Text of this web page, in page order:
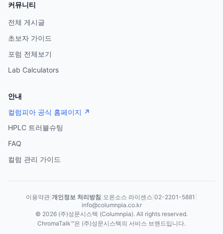
커뮤니티
전체 게시글
초보자 가이드
포럼 전체보기
Lab Calculators
안내
컬럼피아 공식 홈페이지 ↗
HPLC 트러블슈팅
FAQ
컬럼 관리 가이드
이용약관 개인정보 처리방침 오픈소스 라이센스 02-2201-5881
info@columnpia.co.kr
© 2026 (주)성문시스텍 (Columnpia). All rights reserved.
ChromaTalk™은 (주)성문시스텍의 서비스 브랜드입니다.